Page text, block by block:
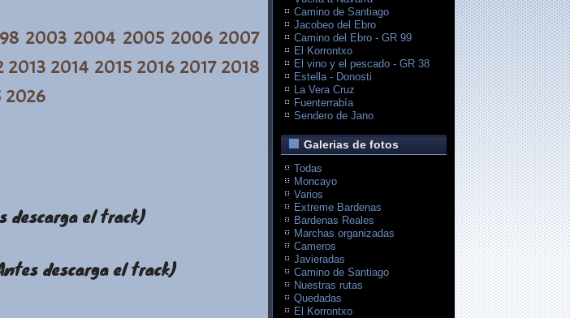
2003 2004 2005 2006 2007
2013 2014 2015 2016 2017 2018
2026
descarga el track)
descarga el track)
Camino de Santiago
Jacobeo del Ebro
Camino del Ebro - GR 99
El Korrontxo
El vino y el pescado - GR 38
Estella - Donosti
La Vera Cruz
Fuenterrabía
Sendero de Jano
Galerias de fotos
Todas
Moncayo
Varios
Extreme Bardenas
Bardenas Reales
Marchas organizadas
Cameros
Javieradas
Camino de Santiago
Nuestras rutas
Quedadas
El Korrontxo